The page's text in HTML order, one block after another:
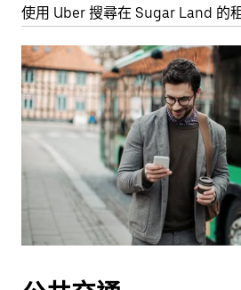
使用 Uber 搜尋在 Sugar Land 的